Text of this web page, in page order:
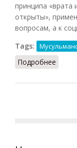
принципа «врата
открыты»,
вопросам, а к
Tags:
Подробнее